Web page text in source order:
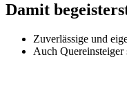
Damit
Zuverlässige und
Auch